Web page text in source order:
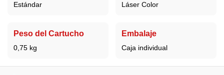
Estándar Láser Color
Peso del Cartucho
0,75 kg
Embalaje
Caja individual